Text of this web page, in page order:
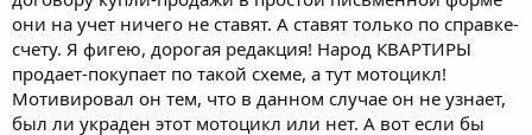
они на учет ничего не ставят. А ставят только по справке-
счету. Я фигею, дорогая редакция! Народ КВАРТИРЫ
продает-покупает по такой схеме, а тут мотоцикл!
Мотивировал он тем, что в данном случае он не узнает,
был ли украден этот мотоцикл или нет. А вот если бы